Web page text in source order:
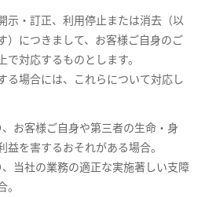
示・訂正、利用停止または消去（以
）につきまして、お客様ご自身のご
対応するものとします。
る場合には、これらについて対応し
お客様ご自身や第三者の生命・身
を害するおそれがある場合。
当社の業務の適正な実施著しい支障